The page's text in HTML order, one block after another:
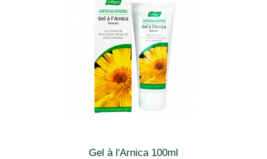
Gel à l'Arnica 100ml